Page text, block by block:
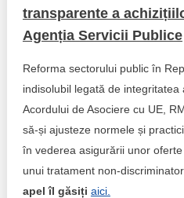
Anunțuri
Consiliul consulativ
Agenda Națională de Business
Puterea hibridă
15 minute de realism
Trend Hunter
Buletin EU-STRAT
Aplică la BUNELE PRACTICI
transparente a
Agenția Servicii Publice
Reforma sectorului public în
indisolubil legată de integritatea
Acordului de Asociere cu UE,
să-și ajusteze normele și
în vederea asigurării unor
unui tratament non-
apel îl găsiți aici.